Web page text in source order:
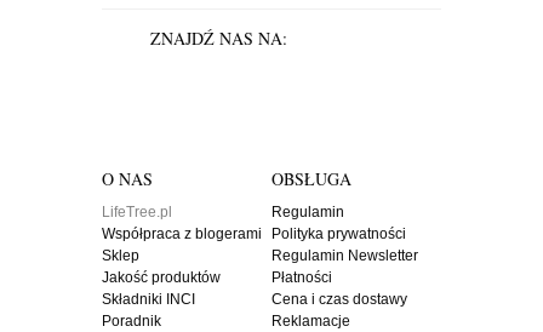
ZNAJDŹ NAS NA:
O NAS
LifeTree.pl
Współpraca z blogerami
Sklep
Jakość produktów
Składniki INCI
Poradnik
OBSŁUGA
Regulamin
Polityka prywatności
Regulamin Newsletter
Płatności
Cena i czas dostawy
Reklamacje